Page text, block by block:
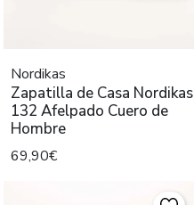
Nordikas
Zapatilla de Casa Nordikas
132 Afelpado Cuero de
Hombre
69,90€